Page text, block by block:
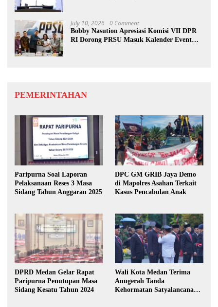
July 10, 2026 0 Comment
Bobby Nasution Apresiasi Komisi VII DPR
RI Dorong PRSU Masuk Kalender Event
PEMERINTAHAN
Paripurna Soal Laporan
Pelaksanaan Reses 3 Masa
Sidang Tahun Anggaran 2025
DPC GM GRIB Jaya Demo
di Mapolres Asahan Terkait
Kasus Pencabulan Anak
DPRD Medan Gelar Rapat
Paripurna Penutupan Masa
Sidang Kesatu Tahun 2024
Wali Kota Medan Terima
Anugerah Tanda
Kehormatan Satyalancana